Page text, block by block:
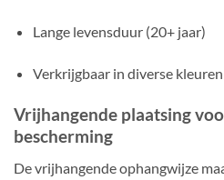
Lange levensduur (20+ jaar)
Verkrijgbaar in diverse
Vrijhangende plaatsing
bescherming
De vrijhangende ophangwijze